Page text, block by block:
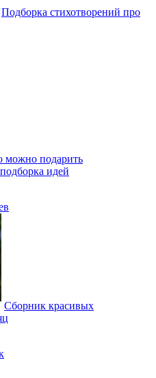
Подборка стихотворений про
можно подарить
идей
Сборник красивых